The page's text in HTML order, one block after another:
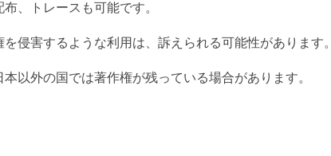
、トレースも可能です。
侵害するような利用は、訴えられる可能性があります。
以外の国では著作権が残っている場合があります。